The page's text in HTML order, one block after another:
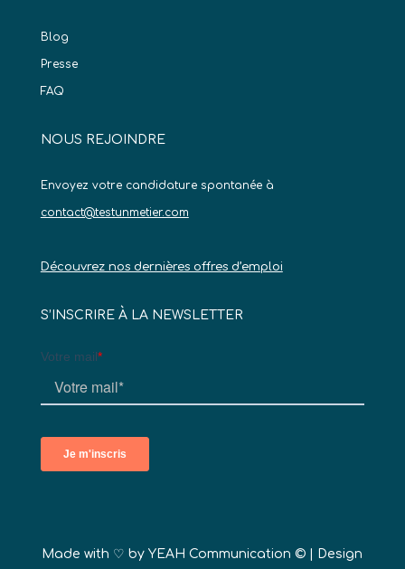
Blog
Presse
FAQ
NOUS REJOINDRE
Envoyez votre candidature spontanée à
contact@testunmetier.com
Découvrez nos dernières offres d’emploi
S’INSCRIRE À LA NEWSLETTER
Made with ♡ byYEAH Communication © | Design